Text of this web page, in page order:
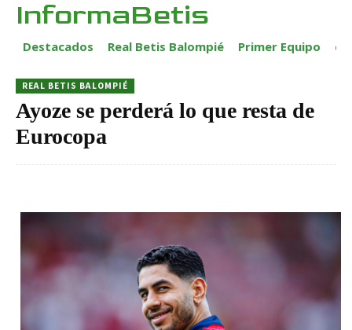
InformaBetis
Destacados Real Betis Balompié Primer Equipo
REAL BETIS BALOMPIÉ
Ayoze se perderá lo que resta de
Eurocopa